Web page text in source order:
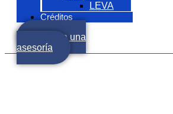
LEVA
Créditos
Agenda una
asesoría